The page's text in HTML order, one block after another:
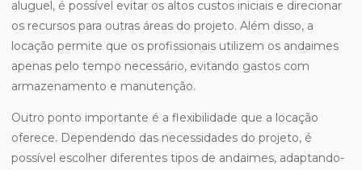
aluguel, é possível evitar os altos custos iniciais e direcionar
os recursos para outras áreas do projeto. Além disso, a
locação permite que os profissionais utilizem os andaimes
apenas pelo tempo necessário, evitando gastos com
armazenamento e manutenção.
Outro ponto importante é a flexibilidade que a locação
oferece. Dependendo das necessidades do projeto, é
possível escolher diferentes tipos de andaimes, adaptando-